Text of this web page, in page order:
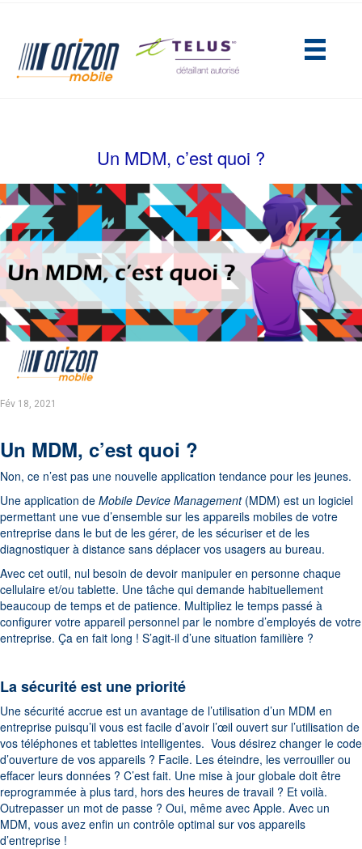
(opens in new tab)
Un MDM, c’est quoi ?
Fév 18, 2021
Un MDM, c’est quoi ?
Non, ce n’est pas une nouvelle application tendance pour les jeunes.
Une application de Mobile Device Management (MDM) est un logiciel
permettant une vue d’ensemble sur les appareils mobiles de votre
entreprise dans le but de les gérer, de les sécuriser et de les
diagnostiquer à distance sans déplacer vos usagers au bureau.
Avec cet outil, nul besoin de devoir manipuler en personne chaque
cellulaire et/ou tablette. Une tâche qui demande habituellement
beaucoup de temps et de patience. Multipliez le temps passé à
configurer votre appareil personnel par le nombre d’employés de votre
entreprise. Ça en fait long ! S’agit-il d’une situation familière ?
La sécurité est une priorité
Une sécurité accrue est un avantage de l’utilisation d’un MDM en
entreprise puisqu’il vous est facile d’avoir l’œil ouvert sur l’utilisation de
vos téléphones et tablettes intelligentes. Vous désirez changer le code
d’ouverture de vos appareils ? Facile. Les éteindre, les verrouiller ou
effacer leurs données ? C’est fait. Une mise à jour globale doit être
reprogrammée à plus tard, hors des heures de travail ? Et voilà.
Outrepasser un mot de passe ? Oui, même avec Apple. Avec un
MDM, vous avez enfin un contrôle optimal sur vos appareils
d’entreprise !